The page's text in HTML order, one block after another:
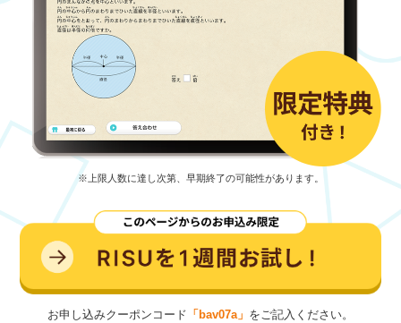
※上限人数に達し次第、早期終了の可能性があります。
お申し込みクーポンコード 「bav07a」 をご記入ください。